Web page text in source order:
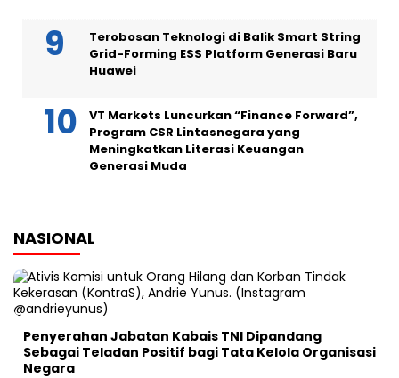
Terobosan Teknologi di Balik Smart String
Grid-Forming ESS Platform Generasi Baru
Huawei
VT Markets Luncurkan “Finance Forward”,
Program CSR Lintasnegara yang
Meningkatkan Literasi Keuangan
Generasi Muda
NASIONAL
Penyerahan Jabatan Kabais TNI Dipandang
Sebagai Teladan Positif bagi Tata Kelola Organisasi
Negara